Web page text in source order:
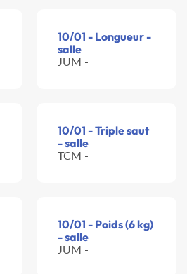
10/01 - Longueur -
salle
JUM -
10/01 - Triple saut
- salle
TCM -
10/01 - Poids (6 kg)
- salle
JUM -